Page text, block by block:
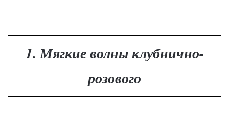
1. Мягкие волны клубнично-
розового